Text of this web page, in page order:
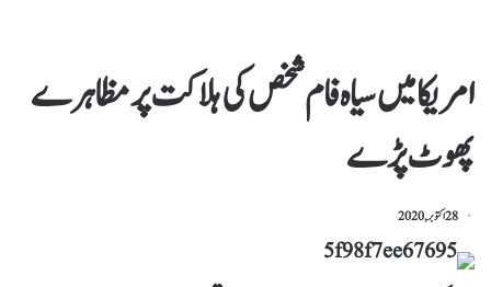
امریکا میں سیاہ فام شخص کی ہلاکت پر مظاہرے
پھوٹ پڑے
28 اکتوبر, 2020